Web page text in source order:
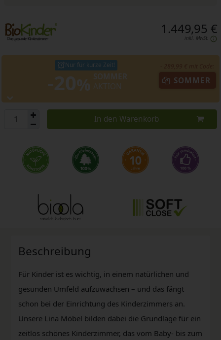
1.449,95 €
inkl. MwSt.
Nur für kurze Zeit!
SOMMER
In den Warenkorb
Beschreibung
Für Kinder ist es wichtig, in einem natürlichen und
gesunden Umfeld aufzuwachsen – und das fängt
schon bei der Einrichtung des Kinderzimmers an.
Unsere Lina Möbel bilden dabei die Grundlage für ein
zeitlos schönes Kinderzimmer, das vom Baby- bis zum